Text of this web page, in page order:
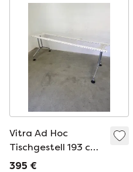
Vitra Ad Hoc
Tischgestell 193 cm
Design Antonio
395 €